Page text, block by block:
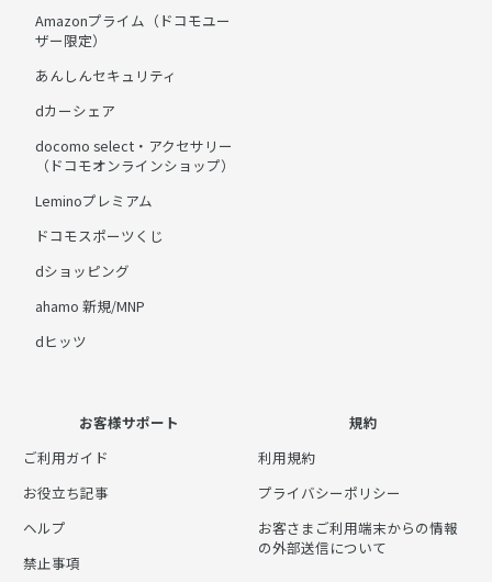
Amazonプライム（ドコモユー
ザー限定）
あんしんセキュリティ
dカーシェア
docomo select・アクセサリー
（ドコモオンラインショップ）
Leminoプレミアム
ドコモスポーツくじ
dショッピング
ahamo 新規/MNP
dヒッツ
お客様サポート
ご利用ガイド
お役立ち記事
ヘルプ
禁止事項
規約
利用規約
プライバシーポリシー
お客さまご利用端末からの情報
の外部送信について